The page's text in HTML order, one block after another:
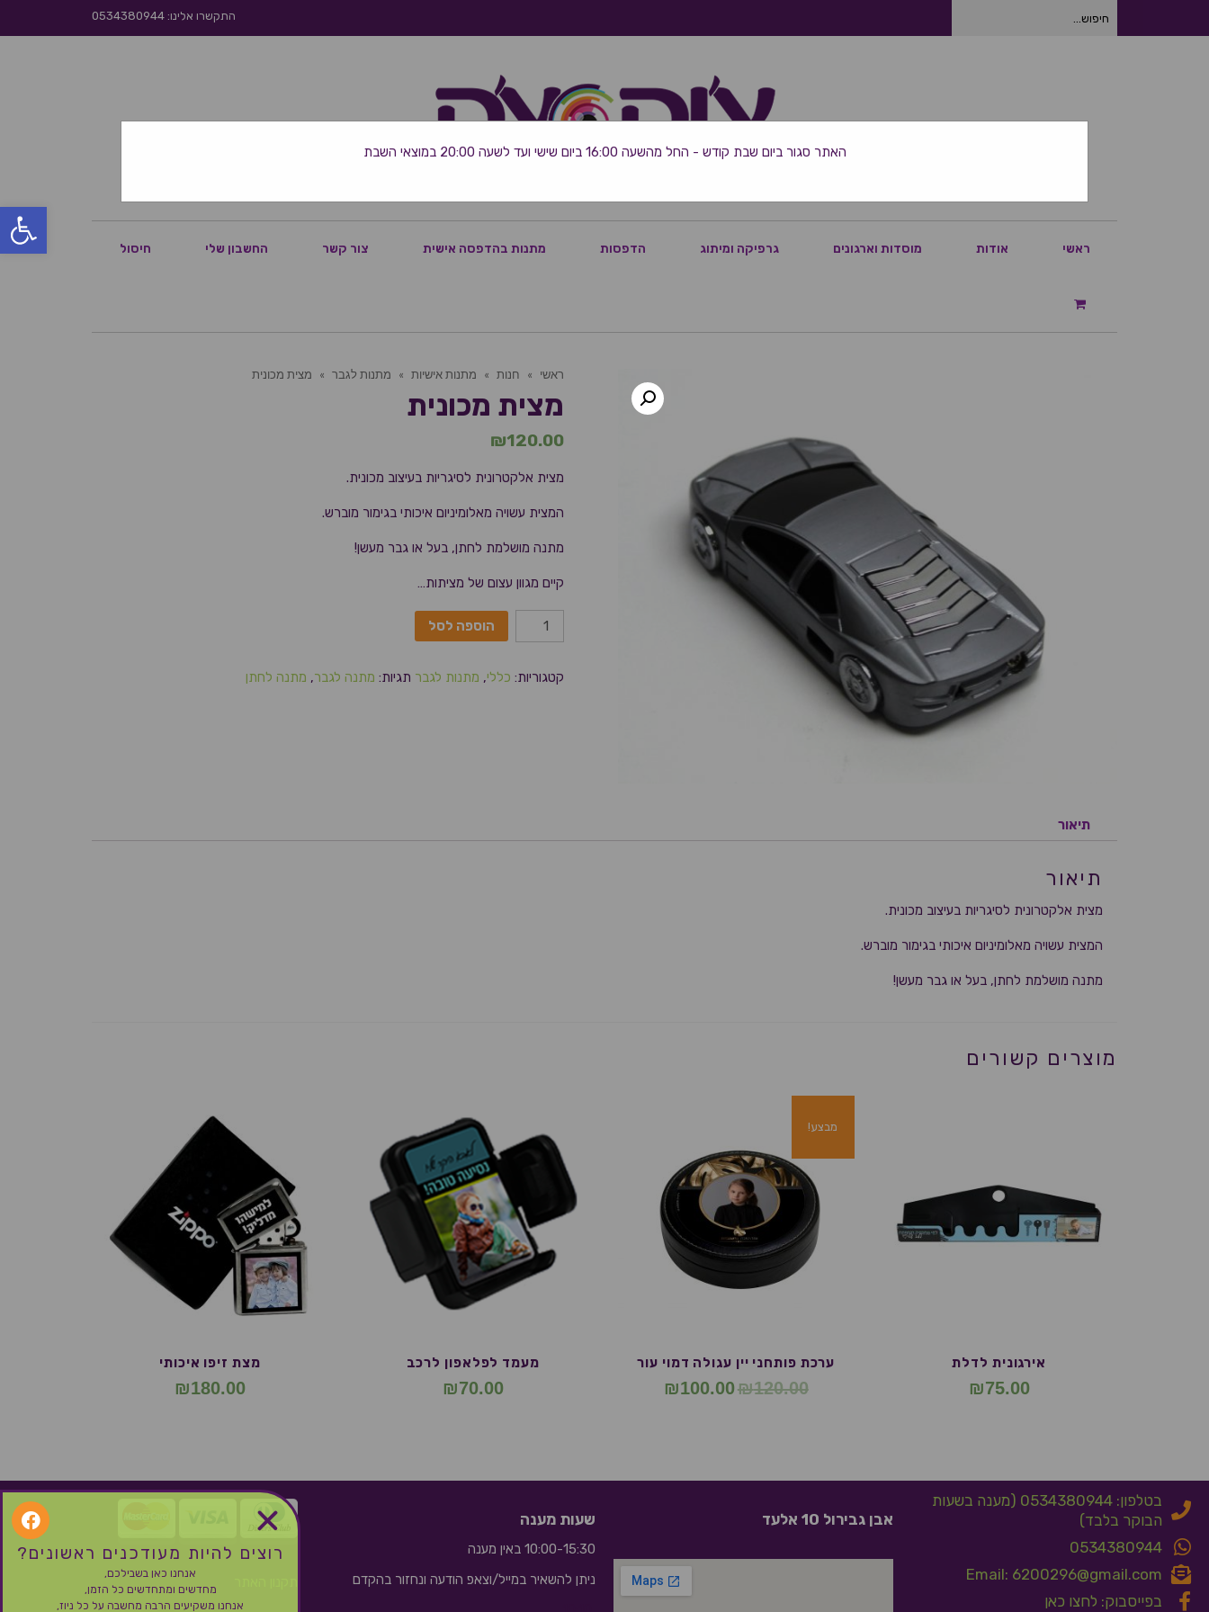
פתח
חיפוש התקשרו אלינו: 0534380944
ראשי אודות מוסדות וארגונים גרפיקה ומיתוג הדפסות מתנות בהדפסה אישית צור קשר החשבון שלי חיסול
ראשי » חנות » מתנות אישיות » מתנות לגבר » מצית מכונית
מצית מכונית
₪120.00
מצית אלקטרונית לסיגריות בעיצוב מכונית.
המצית עשויה מאלומיניום איכותי בגימור מוברש.
מתנה מושלמת לחתן, בעל או גבר מעשן!
קיים מגוון עצום של מציתות…
הוספה לסל
קטגוריות: כללי, מתנות לגבר תגיות: מתנה לגבר, מתנה לחתן
תיאור
תיאור
מצית אלקטרונית לסיגריות בעיצוב מכונית.
המצית עשויה מאלומיניום איכותי בגימור מוברש.
מתנה מושלמת לחתן, בעל או גבר מעשן!
מוצרים קשורים
אירגונית לדלת
₪75.00
מבצע!
ערכת פותחני יין עגולה דמוי עור
₪120.00
₪100.00
מעמד לפלאפון לרכב
₪70.00
מצת זיפו איכותי
₪180.00
בטלפון: 0534380944 (מענה בשעות
הבוקר בלבד)
0534380944
Email: 6200296@gmail.com
בפייסבוק: לחצו כאן
אבן גבירול 10 אלעד שעות מענה
10:00-15:30 באין מענה
ניתן להשאיר במייל/וצאפ הודעה ונחזור בהקדם
האתר סגור ביום שבת קודש - החל מהשעה 16:00 ביום שישי ועד לשעה 20:00 במוצאי השבת
רוצים להיות מעודכנים ראשונים?
אנחנו כאן בשבילכם,
מחדשים ומתחדשים כל הזמן,
אנחנו משקיעים הרבה מחשבה על כל ניוז,